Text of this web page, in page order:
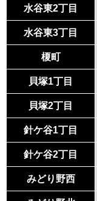
水谷東2丁目
水谷東3丁目
榎町
貝塚1丁目
貝塚2丁目
針ケ谷1丁目
針ケ谷2丁目
みどり野西